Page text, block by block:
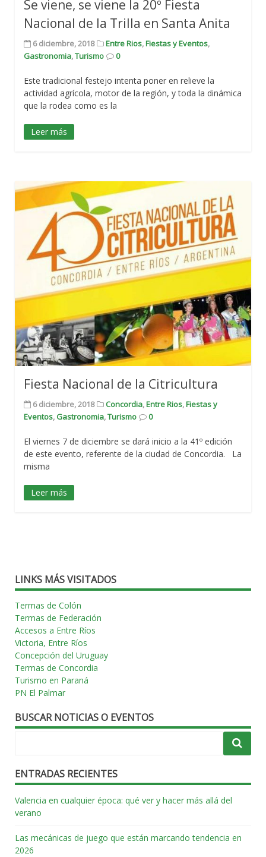
Se viene, se viene la 20º Fiesta
Nacional de la Trilla en Santa Anita
6 diciembre, 2018 Entre Rios,Fiestas y Eventos,
Gastronomia,Turismo 0
Este tradicional festejo intenta poner en relieve la
actividad agrícola, motor de la región, y toda la dinámica
que la rodea como es la
Leer más
Fiesta Nacional de la Citricultura
6 diciembre, 2018 Concordia,Entre Rios,Fiestas y
Eventos, Gastronomia,Turismo 0
El viernes 7 de diciembre se dará inicio a la 41º edición
de este evento, referente de la ciudad de Concordia. La
misma
Leer más
LINKS MÁS VISITADOS
Termas de Colón
Termas de Federación
Accesos a Entre Ríos
Victoria, Entre Ríos
Concepción del Uruguay
Termas de Concordia
Turismo en Paraná
PN El Palmar
BUSCAR NOTICIAS O EVENTOS
ENTRADAS RECIENTES
Valencia en cualquier época: qué ver y hacer más allá del
verano
Las mecánicas de juego que están marcando tendencia en
2026